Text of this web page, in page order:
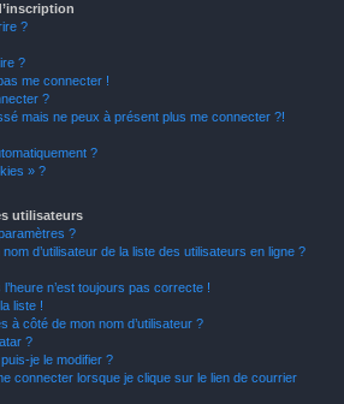
?
?
me connecter !
?
mais ne peux à présent plus me connecter ?!
?
» ?
utilisateurs
?
d’utilisateur de la liste des utilisateurs en ligne ?
n’est toujours pas correcte !
liste !
à côté de mon nom d’utilisateur ?
?
je le modifier ?
connecter lorsque je clique sur le lien de courrier